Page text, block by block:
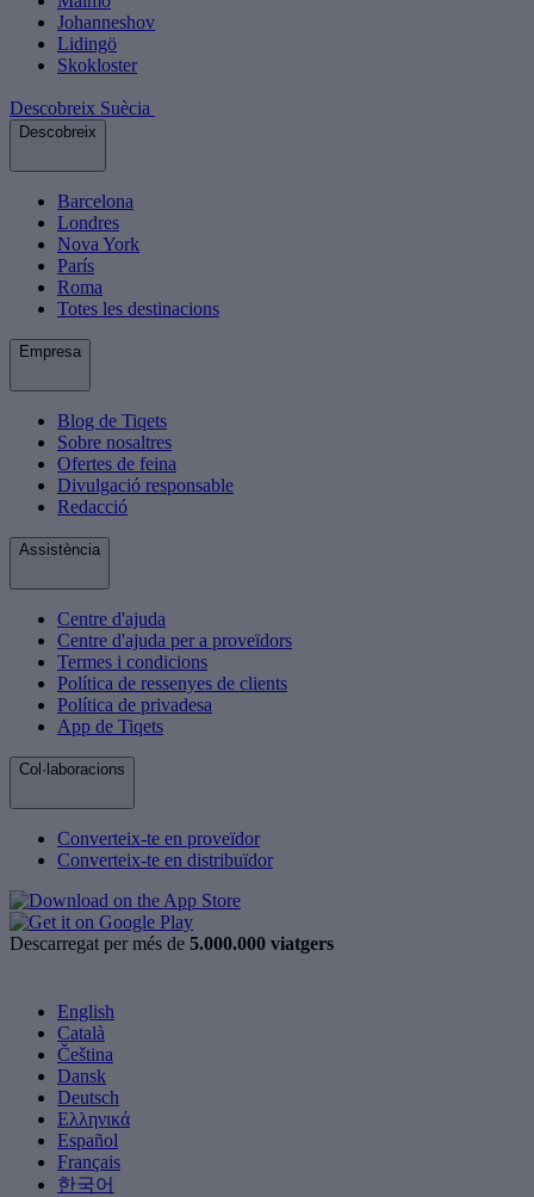
Johanneshov
Lidingö
Skokloster
Descobreix Suècia
Descobreix
Barcelona
Londres
Nova York
París
Roma
Totes les destinacions
Empresa
Blog de Tiqets
Sobre nosaltres
Ofertes de feina
Divulgació responsable
Redacció
Assistència
Centre d'ajuda
Centre d'ajuda per a proveïdors
Termes i condicions
Política de ressenyes de clients
Política de privadesa
App de Tiqets
Col·laboracions
Converteix-te en proveïdor
Converteix-te en distribuïdor
Descarregat per més de 5.000.000 viatgers
English
Català
Čeština
Dansk
Deutsch
Ελληνικά
Español
Français
한국어